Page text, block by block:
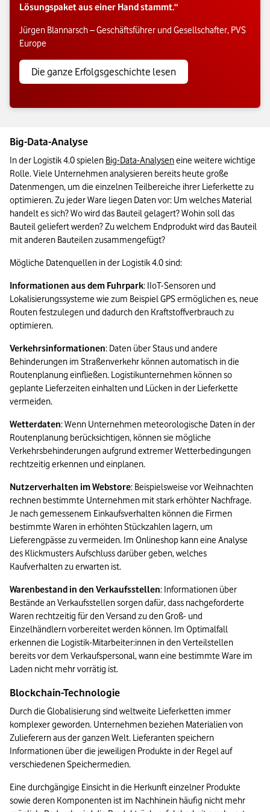
Lösungspaket aus einer Hand stammt.“
Jürgen Blannarsch – Geschäftsführer und Gesellschafter, PVS
Europe
Die ganze Erfolgsgeschichte lesen
Big-Data-Analyse
In der Logistik 4.0 spielen Big-Data-Analysen eine weitere wichtige
Rolle. Viele Unternehmen analysieren bereits heute große
Datenmengen, um die einzelnen Teilbereiche ihrer Lieferkette zu
optimieren. Zu jeder Ware liegen Daten vor: Um welches Material
handelt es sich? Wo wird das Bauteil gelagert? Wohin soll das
Bauteil geliefert werden? Zu welchem Endprodukt wird das Bauteil
mit anderen Bauteilen zusammengefügt?
Mögliche Datenquellen in der Logistik 4.0 sind:
Informationen aus dem Fuhrpark: IIoT-Sensoren und
Lokalisierungssysteme wie zum Beispiel GPS ermöglichen es, neue
Routen festzulegen und dadurch den Kraftstoffverbrauch zu
optimieren.
Verkehrsinformationen: Daten über Staus und andere
Behinderungen im Straßenverkehr können automatisch in die
Routenplanung einfließen. Logistikunternehmen können so
geplante Lieferzeiten einhalten und Lücken in der Lieferkette
vermeiden.
Wetterdaten: Wenn Unternehmen meteorologische Daten in der
Routenplanung berücksichtigen, können sie mögliche
Verkehrsbehinderungen aufgrund extremer Wetterbedingungen
rechtzeitig erkennen und einplanen.
Nutzerverhalten im Webstore: Beispielsweise vor Weihnachten
rechnen bestimmte Unternehmen mit stark erhöhter Nachfrage.
Je nach gemessenem Einkaufsverhalten können die Firmen
bestimmte Waren in erhöhten Stückzahlen lagern, um
Lieferengpässe zu vermeiden. Im Onlineshop kann eine Analyse
des Klickmusters Aufschluss darüber geben, welches
Kaufverhalten zu erwarten ist.
Warenbestand in den Verkaufsstellen: Informationen über
Bestände an Verkaufsstellen sorgen dafür, dass nachgeforderte
Waren rechtzeitig für den Versand zu den Groß- und
Einzelhändlern vorbereitet werden können. Im Optimalfall
erkennen die Logistik-Mitarbeiter:innen in den Verteilstellen
bereits vor dem Verkaufspersonal, wann eine bestimmte Ware im
Laden nicht mehr vorrätig ist.
Blockchain-Technologie
Durch die Globalisierung sind weltweite Lieferketten immer
komplexer geworden. Unternehmen beziehen Materialien von
Zulieferern aus der ganzen Welt. Lieferanten speichern
Informationen über die jeweiligen Produkte in der Regel auf
verschiedenen Speichermedien.
Eine durchgängige Einsicht in die Herkunft einzelner Produkte
sowie deren Komponenten ist im Nachhinein häufig nicht mehr